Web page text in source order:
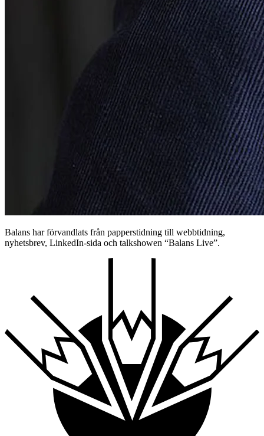
Balans har förvandlats från papperstidning till webbtidning,
nyhetsbrev, LinkedIn-sida och talkshowen “Balans Live”.